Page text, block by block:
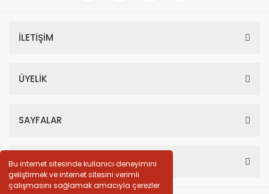
Bu internet sitesinde kullanıcı deneyimini
geliştirmek ve internet sitesini verimli
çalışmasını sağlamak amacıyla çerezler
İLETİŞİM
ÜYELİK
SAYFALAR
HESABIM